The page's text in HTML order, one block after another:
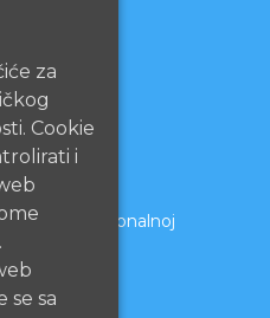
o funkcionalnoj
za
Cookie
i
se sa